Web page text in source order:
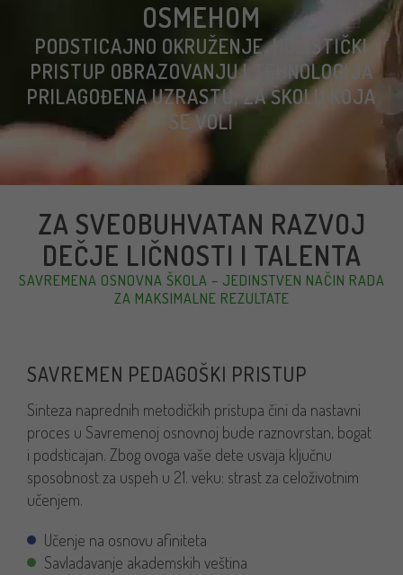
OSMEHOM
PODSTICAJNO OKRUŽENJE, HOLISTIČKI
PRISTUP OBRAZOVANJU I TEHNOLOGIJA
PRILAGOĐENA UZRASTU, ZA ŠKOLU KOJA
SE VOLI
ZA SVEOBUHVATAN RAZVOJ
DEČJE LIČNOSTI I TALENTA
SAVREMENA OSNOVNA ŠKOLA – JEDINSTVEN NAČIN RADA
ZA MAKSIMALNE REZULTATE
SAVREMEN PEDAGOŠKI PRISTUP
Sinteza naprednih metodičkih pristupa čini da nastavni
proces u Savremenoj osnovnoj bude raznovrstan, bogat
i podsticajan. Zbog ovoga vaše dete usvaja ključnu
sposobnost za uspeh u 21. veku: strast za celoživotnim
učenjem.
Učenje na osnovu afiniteta
Savladavanje akademskih veština